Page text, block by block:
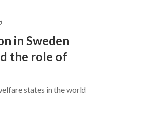
in Sweden
the role of
states in the world